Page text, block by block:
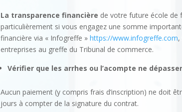
La transparence financière de votre future école
particulièrement si vous engagez une somme
financière via « Infogreffe » https://www.infogreffe.com,
entreprises au greffe du Tribunal de commerce.
Vérifier que les arrhes ou l’acompte ne
Aucun paiement (y compris frais d’inscription) ne doit
jours à compter de la signature du contrat.